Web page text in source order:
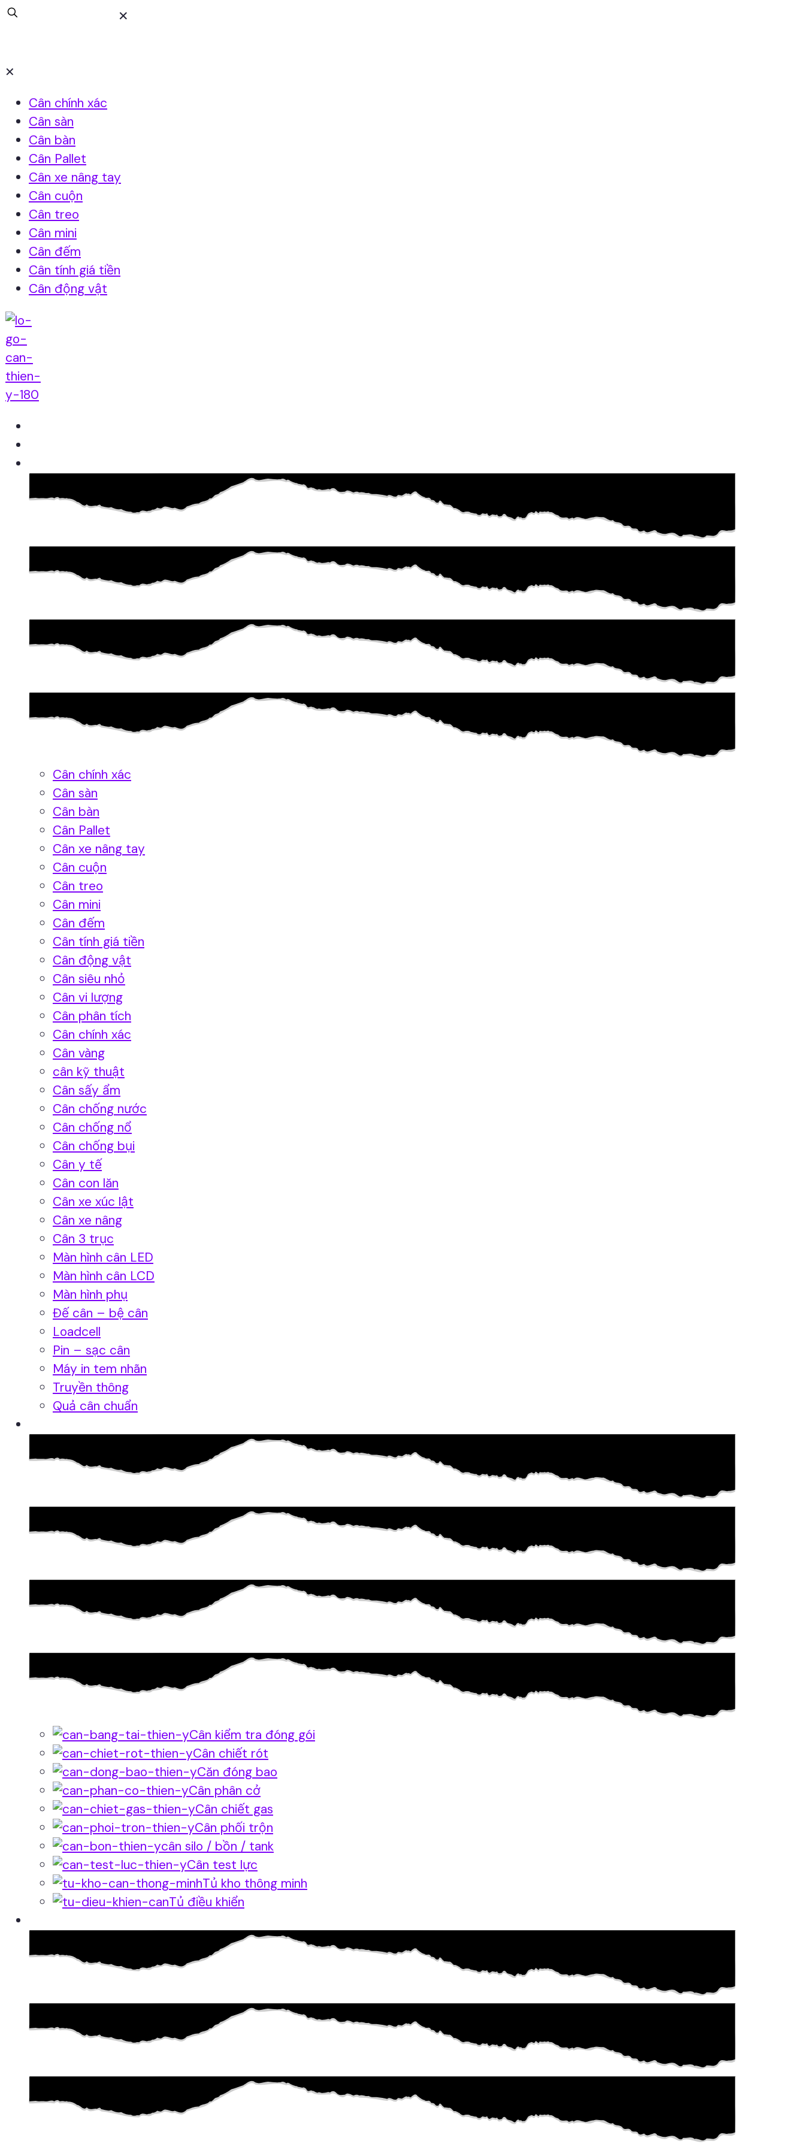
✕
✕
Cân chính xác
Cân sàn
Cân bàn
Cân Pallet
Cân xe nâng tay
Cân cuộn
Cân treo
Cân mini
Cân đếm
Cân tính giá tiền
Cân động vật
Cân chính xác
Cân sàn
Cân bàn
Cân Pallet
Cân xe nâng tay
Cân cuộn
Cân treo
Cân mini
Cân đếm
Cân tính giá tiền
Cân động vật
Cân siêu nhỏ
Cân vi lượng
Cân phân tích
Cân chính xác
Cân vàng
cân kỹ thuật
Cân sấy ẩm
Cân chống nước
Cân chống nổ
Cân chống bụi
Cân y tế
Cân con lăn
Cân xe xúc lật
Cân xe nâng
Cân 3 trục
Màn hình cân LED
Màn hình cân LCD
Màn hình phụ
Đế cân – bệ cân
Loadcell
Pin – sạc cân
Máy in tem nhãn
Truyền thông
Quả cân chuẩn
Cân kiểm tra đóng gói
Cân chiết rót
Căn đóng bao
Cân phân cở
Cân chiết gas
Cân phối trộn
cân silo / bồn / tank
Cân test lực
Tủ kho thông minh
Tủ điều khiển